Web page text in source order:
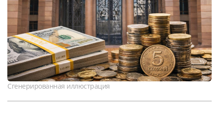
Сгенерированная иллюстрация